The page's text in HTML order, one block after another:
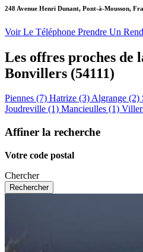
248 Avenue Henri Dunant, Pont-à-Mousson,
Voir Le Téléphone Prendre Un
Les offres proches de
Bonvillers (54111)
Piennes (7) Hatrize (3)Algrange (2)
Joudreville (1) Mancieulles (1)
Affiner la recherche
Votre code postal
Chercher